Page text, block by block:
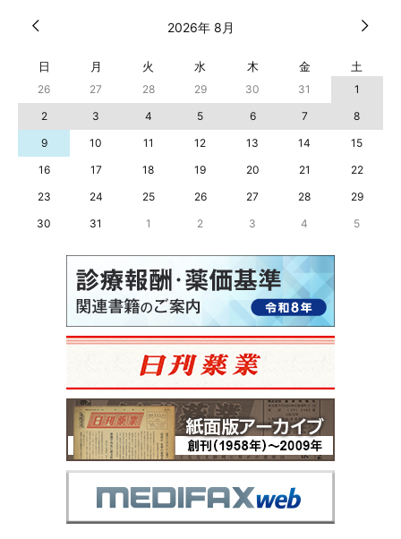
2026年 8月
日 月 火 水 木 金 土
26 27 28 29 30 31
1
2
3 4 5 6 7
8
9
10 11 12 13 14
15
16
17 18 19 20 21
22
23
24 25 26 27 28
29
30
31 1 2 3 4 5